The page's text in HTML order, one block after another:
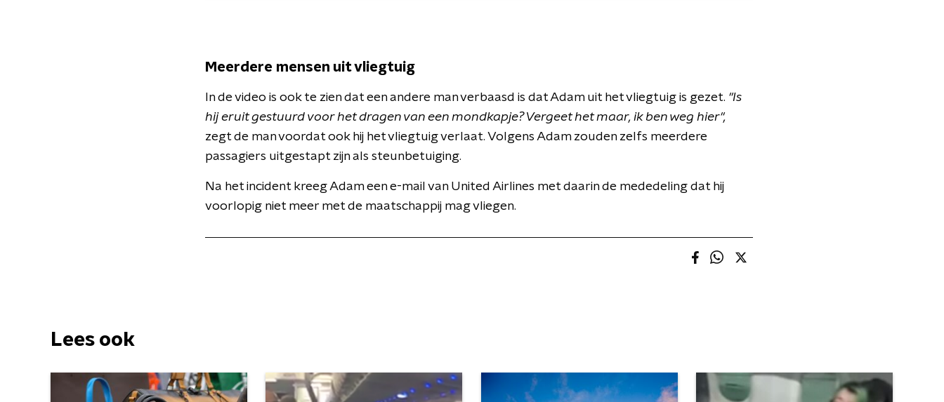
Meerdere mensen uit vliegtuig
In de video is ook te zien dat een andere man verbaasd is dat Adam uit het vliegtuig is gezet. "Is
hij eruit gestuurd voor het dragen van een mondkapje? Vergeet het maar, ik ben weg hier",
zegt de man voordat ook hij het vliegtuig verlaat. Volgens Adam zouden zelfs meerdere
passagiers uitgestapt zijn als steunbetuiging.
Na het incident kreeg Adam een e-mail van United Airlines met daarin de mededeling dat hij
voorlopig niet meer met de maatschappij mag vliegen.
Lees ook